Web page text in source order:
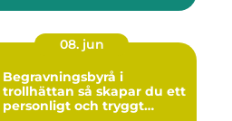
08. jun
Begravningsbyrå i
trollhättan så skapar du ett
personligt och tryggt